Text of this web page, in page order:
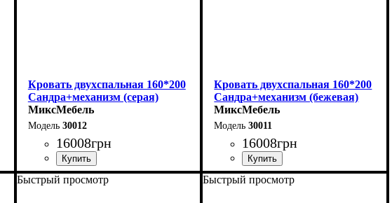
Кровать двухспальная 160*200
Сандра+механизм (серая)
МиксМебель
30012
16008грн
Кровать двухспальная 160*200
Сандра+механизм (бежевая)
МиксМебель
30011
16008грн
Быстрый просмотр Быстрый просмотр